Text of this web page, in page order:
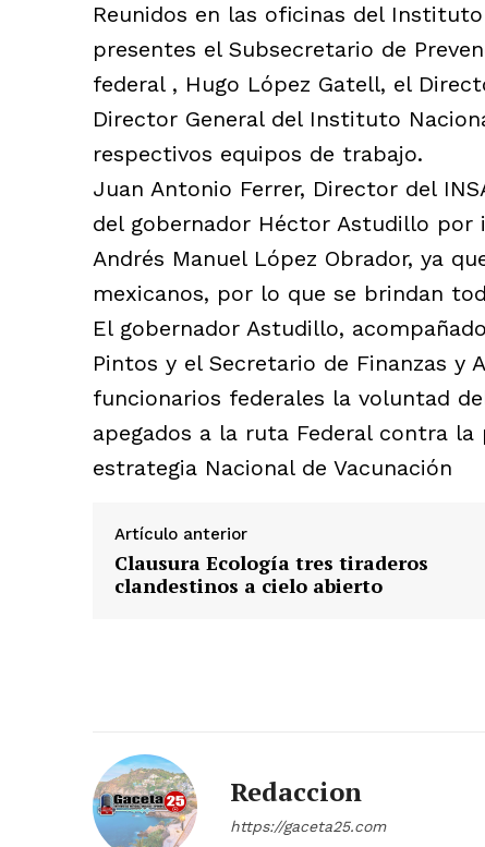
Reunidos en las oficinas del
presentes el Subsecretario de
federal , Hugo López Gatell, el
Director General del Instituto
respectivos equipos de trabajo.
Juan Antonio Ferrer, Director del
del gobernador Héctor Astudillo por
Andrés Manuel López Obrador, ya
mexicanos, por lo que se brindan
El gobernador Astudillo,
Pintos y el Secretario de Finanzas y
funcionarios federales la voluntad
apegados a la ruta Federal contra la
estrategia Nacional de Vacunación
Artículo anterior
Clausura Ecología tres tiraderos
clandestinos a cielo abierto
Redaccion
https://gaceta25.com